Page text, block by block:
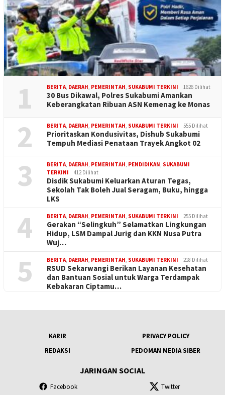
1 BERITA, DAERAH, PEMERINTAH, SUKABUMI TERKINI 1626 Dilihat
30 Bus Dikawal, Polres Sukabumi Amankan
Keberangkatan Ribuan ASN Kemenag ke Monas
2 BERITA, DAERAH, PEMERINTAH, SUKABUMI TERKINI 555 Dilihat
Prioritaskan Kondusivitas, Dishub Sukabumi
Tempuh Mediasi Penataan Trayek Angkot 02
3 BERITA, DAERAH, PEMERINTAH, PENDIDIKAN, SUKABUMI
TERKINI
412 Dilihat
Disdik Sukabumi Keluarkan Aturan Tegas,
Sekolah Tak Boleh Jual Seragam, Buku, hingga
LKS
4 BERITA, DAERAH, PEMERINTAH, SUKABUMI TERKINI 255 Dilihat
Gerakan “Selingkuh” Selamatkan Lingkungan
Hidup, LSM Dampal Jurig dan KKN Nusa Putra
Wuj…
5 BERITA, DAERAH, PEMERINTAH, SUKABUMI TERKINI 218 Dilihat
RSUD Sekarwangi Berikan Layanan Kesehatan
dan Bantuan Sosial untuk Warga Terdampak
Kebakaran Ciptamu…
KARIR
PRIVACY POLICY
REDAKSI
PEDOMAN MEDIA SIBER
JARINGAN SOCIAL
Facebook Twitter